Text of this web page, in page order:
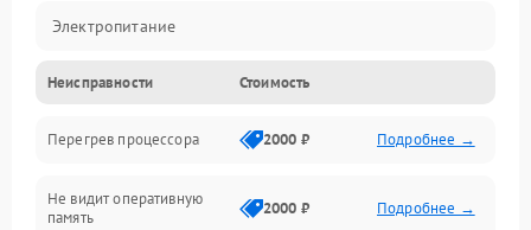
Электропитание
Корпус/Герметичность
Механика
ПО/Микропрограмма
Неисправности Стоимость
Перегрев процессора 2000 ₽ Подробнее →
Не видит оперативную
память
2000 ₽ Подробнее →